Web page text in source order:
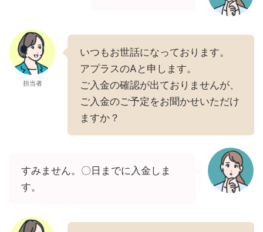
担当者
いつもお世話になっております。
アプラスのAと申します。
ご入金の確認が出ておりませんが、
ご入金のご予定をお聞かせいただけ
ますか？
すみません。〇日までに入金しま
す。